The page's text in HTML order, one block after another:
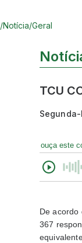
/Notícia/Geral
TCU
ouça este
De acordo
367